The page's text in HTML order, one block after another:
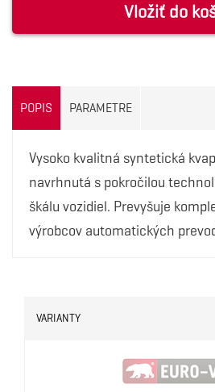
Vložiť do
POPIS PARAMETRE
Vysoko kvalitná syntetická
navrhnutá s pokročilou
škálu vozidiel. Prevyšuje
výrobcov automatických
VARIANTY